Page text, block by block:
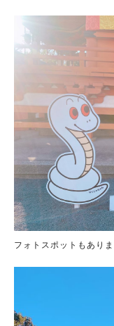
フォトスポットもあり